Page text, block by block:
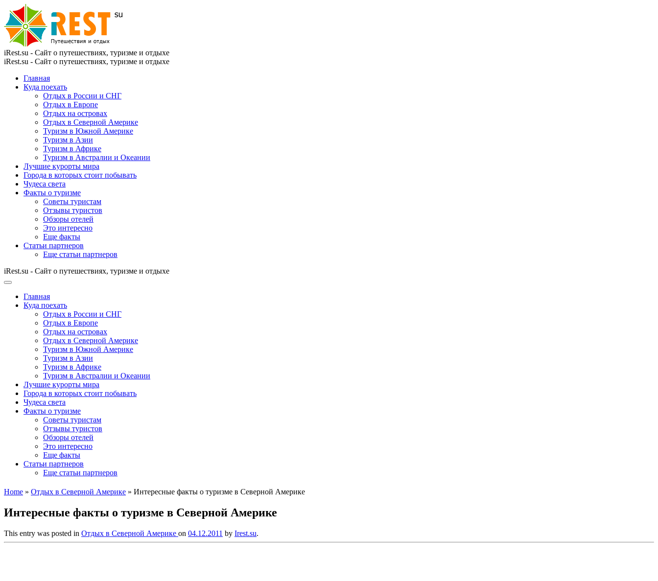
iRest.su - Сайт о путешествиях, туризме и отдыхе
iRest.su - Сайт о путешествиях, туризме и отдыхе
Главная
Куда поехать
Отдых в России и СНГ
Отдых в Европе
Отдых на островах
Отдых в Северной Америке
Туризм в Южной Америке
Туризм в Азии
Туризм в Африке
Туризм в Австралии и Океании
Лучшие курорты мира
Города в которых стоит побывать
Чудеса света
Факты о туризме
Советы туристам
Отзывы туристов
Обзоры отелей
Это интересно
Еще факты
Статьи партнеров
Еще статьи партнеров
iRest.su - Сайт о путешествиях, туризме и отдыхе
Главная
Куда поехать
Отдых в России и СНГ
Отдых в Европе
Отдых на островах
Отдых в Северной Америке
Туризм в Южной Америке
Туризм в Азии
Туризм в Африке
Туризм в Австралии и Океании
Лучшие курорты мира
Города в которых стоит побывать
Чудеса света
Факты о туризме
Советы туристам
Отзывы туристов
Обзоры отелей
Это интересно
Еще факты
Статьи партнеров
Еще статьи партнеров
Home » Отдых в Северной Америке » Интересные факты о туризме в Северной Америке
Интересные факты о туризме в Северной Америке
This entry was posted in Отдых в Северной Америке on 04.12.2011 by Irest.su.